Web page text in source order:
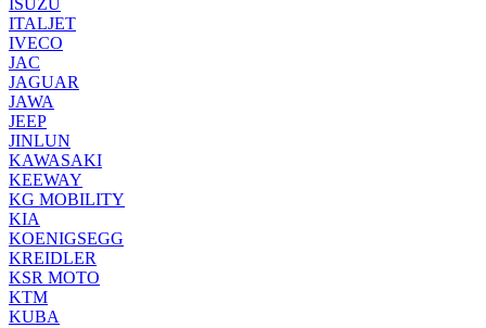
ISUZU
ITALJET
IVECO
JAC
JAGUAR
JAWA
JEEP
JINLUN
KAWASAKI
KEEWAY
KG MOBILITY
KIA
KOENIGSEGG
KREIDLER
KSR MOTO
KTM
KUBA